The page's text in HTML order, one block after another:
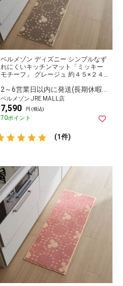
ベルメゾン ディズニー シンプルなず
れにくいキッチンマット「ミッキー
モチーフ」 グレージュ 約４５×２４
ベルメゾン JRE MALL店
7,590 円 (税込)
70ポイント
(1件)